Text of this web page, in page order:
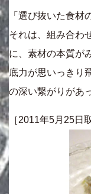
「選び抜いた食材
それは、組み合わ
に、素材の本質が
底力が思いっきり
の深い繋がりがあ
［2011年5月25日